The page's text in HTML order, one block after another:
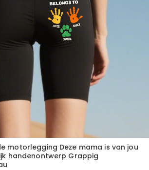
motorlegging Deze mama is van jou
handenontwerp Grappig